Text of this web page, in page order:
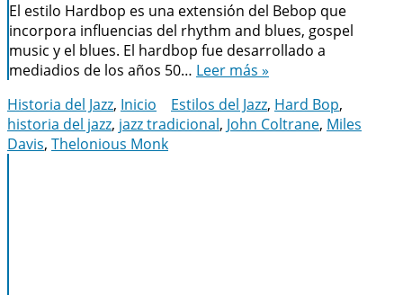
El estilo Hardbop es una extensión del Bebop que
incorpora influencias del rhythm and blues, gospel
music y el blues. El hardbop fue desarrollado a
mediadios de los años 50… Leer más »
Historia del Jazz, Inicio Estilos del Jazz, Hard Bop,
historia del jazz, jazz tradicional, John Coltrane, Miles
Davis, Thelonious Monk